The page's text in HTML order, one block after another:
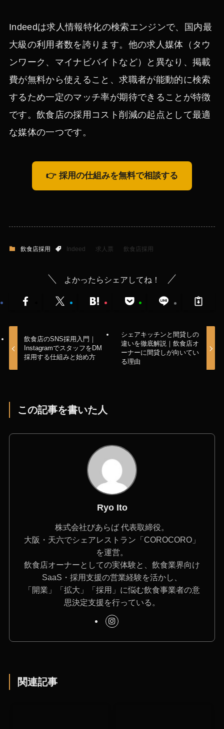
Indeedは求人情報特化の検索エンジンで、国内最
大級の利用者数を誇ります。他の求人媒体（タウ
ンワーク、マイナビバイトなど）と異なり、掲載
費が無料から使えること、求職者が能動的に検索
するため一定のマッチ率が期待できることが特徴
です。飲食店の採用コスト削減の起点として最適
な媒体の一つです。
👉 採用の仕組みを無料で相談する
飲食店採用 Indeed 求人票 飲食店採用
よかったらシェアしてね！
飲食店のSNS採用入門｜
InstagramでスタッフをDM
採用する仕組みと始め方
シェアキッチンと間貸しの
違いを徹底解説｜飲食店オ
ーナーに間貸しが向いてい
る理由
この記事を書いた人
Ryo Ito
株式会社びあらば 代表取締役。
大阪・天六でシェアレストラン「COROCORO」
を運営。
飲食店オーナーとしての実体験と、飲食業界向け
SaaS・採用支援の営業経験を活かし、
「開業」「拡大」「採用」に悩む飲食事業者の意
思決定支援を行っている。
関連記事